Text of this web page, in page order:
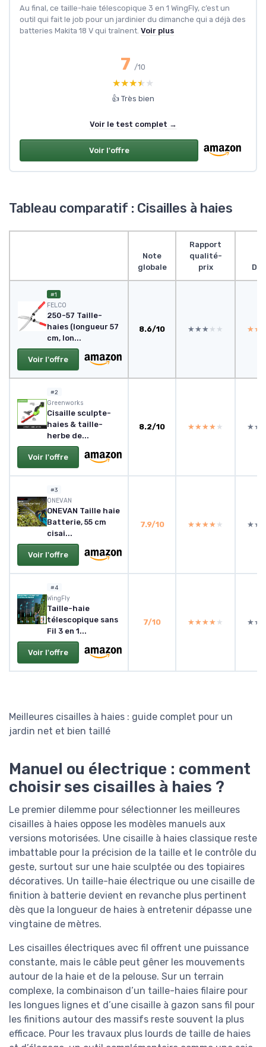
Au final, ce taille-haie télescopique 3 en 1 WingFly, c’est un
outil qui fait le job pour un jardinier du dimanche qui a déjà des
batteries Makita 18 V qui traînent. Voir plus
7 /10
★★★★★
★★★★★
👍 Très bien
Voir le test complet →
Voir l'offre
Tableau comparatif : Cisailles à haies
Note
globale
Rapport
qualité-
prix
#1
FELCO
250-57 Taille-
haies (longueur 57
cm, lon...
Voir l'offre
8.6/10 ★★★★★
★★★★★
#2
Greenworks
Cisaille sculpte-
haies & taille-
herbe de...
Voir l'offre
8.2/10 ★★★★★
★★★★★
#3
ONEVAN
ONEVAN Taille haie
Batterie, 55 cm
cisai...
Voir l'offre
7.9/10 ★★★★★
★★★★★
#4
WingFly
Taille-haie
télescopique sans
Fil 3 en 1...
Voir l'offre
7/10 ★★★★★
★★★★★
Meilleures cisailles à haies : guide complet pour un
jardin net et bien taillé
Manuel ou électrique : comment
choisir ses cisailles à haies ?
Le premier dilemme pour sélectionner les meilleures
cisailles à haies oppose les modèles manuels aux
versions motorisées. Une cisaille à haies classique reste
imbattable pour la précision de la taille et le contrôle du
geste, surtout sur une haie sculptée ou des topiaires
décoratives. Un taille-haie électrique ou une cisaille de
finition à batterie devient en revanche plus pertinent
dès que la longueur de haies à entretenir dépasse une
vingtaine de mètres.
Les cisailles électriques avec fil offrent une puissance
constante, mais le câble peut gêner les mouvements
autour de la haie et de la pelouse. Sur un terrain
complexe, la combinaison d’un taille-haies filaire pour
les longues lignes et d’une cisaille à gazon sans fil pour
les finitions autour des massifs reste souvent la plus
efficace. Pour les travaux plus lourds de taille de haies